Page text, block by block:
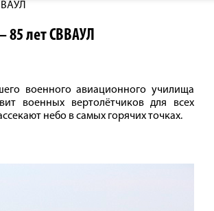
85 лет СВВАУЛ
военного авиационного училища
военных вертолётчиков для всех
небо в самых горячих точках.